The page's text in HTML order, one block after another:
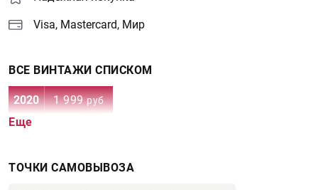
Visa, Mastercard, Мир
ВСЕ ВИНТАЖИ СПИСКОМ
2020 1 999руб
Еще
ТОЧКИ САМОВЫВОЗА